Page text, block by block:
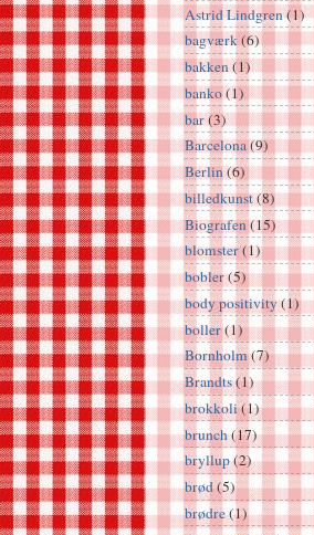
Astrid Lindgren(1)
bagværk(6)
bakken(1)
banko(1)
bar(3)
Barcelona(9)
Berlin(6)
billedkunst(8)
Biografen(15)
blomster(1)
bobler(5)
body positivity(1)
boller(1)
Bornholm(7)
Brandts(1)
brokkoli(1)
brunch(17)
bryllup(2)
brød(5)
brødre(1)